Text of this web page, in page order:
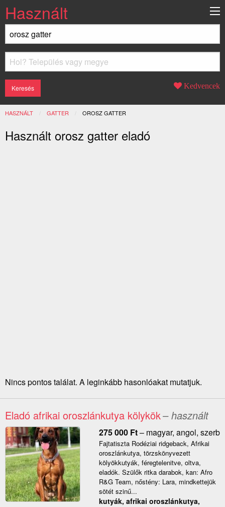
Használt
Kedvencek
HASZNÁLT GATTER JELENLEGI:
OROSZ GATTER
Használt orosz gatter eladó
Nincs pontos találat. A leginkább hasonlóakat mutatjuk.
Eladó afrikai oroszlánkutya kölykök– használt
275 000 Ft– magyar, angol, szerb
Fajtatiszta Rodéziai ridgeback, Afrikai
oroszlánkutya, törzskönyvezett
kölyökkutyák, féregtelenitve, oltva,
eladók. Szülők ritka darabok, kan: Afro
R&G Team, nőstény: Lara, mindkettejük
sötét szinű...
kutyák, afrikai oroszlánkutya,